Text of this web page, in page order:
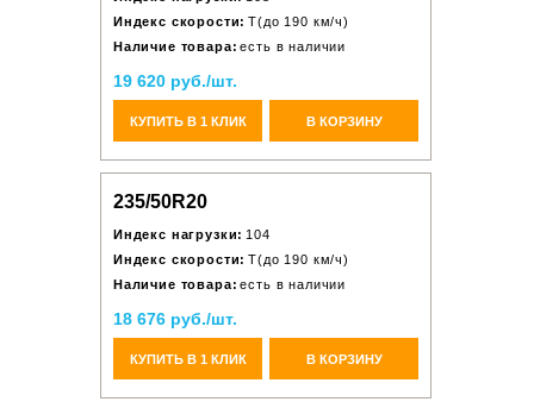
Индекс скорости: T(до 190 км/ч)
Наличие товара: есть в наличии
19 620 руб./шт.
КУПИТЬ В 1 КЛИК В КОРЗИНУ
235/50R20
Индекс нагрузки: 104
Индекс скорости: T(до 190 км/ч)
Наличие товара: есть в наличии
18 676 руб./шт.
КУПИТЬ В 1 КЛИК В КОРЗИНУ